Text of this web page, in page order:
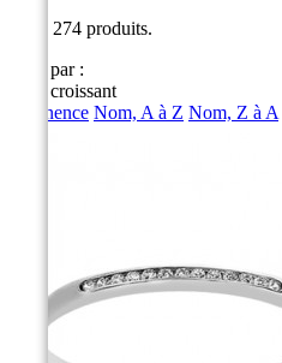
Il y a 274 produits.
Trier par :
Prix, croissant
Pertinence Nom, A à Z Nom, Z à A